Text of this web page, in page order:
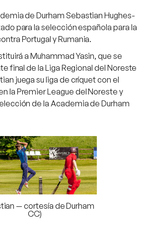
de Durham Sebastian Hughes-
para la selección española para la
Portugal y Rumania.
a Muhammad Yasin, que se
final de la Liga Regional del Noreste
juega su liga de críquet con el
la Premier League del Noreste y
de la Academia de Durham
— cortesía de Durham
CC)